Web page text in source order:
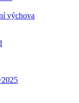
výchova